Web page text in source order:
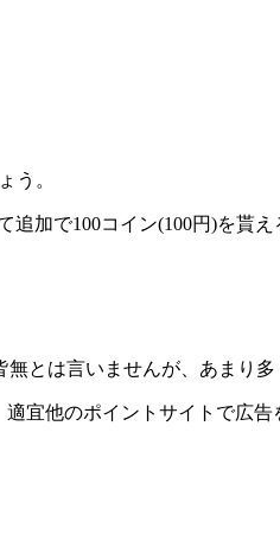
う。
追加で100コイン(100円)を貰
無とは言いませんが、あまり多
宜他のポイントサイトで広